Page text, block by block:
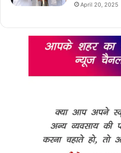
April 20, 2025